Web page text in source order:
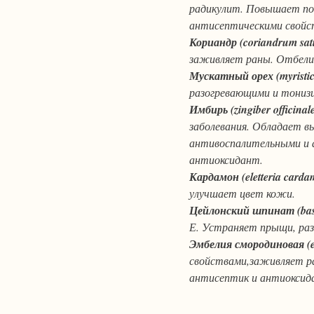
радикулит. Повышает
антисептическими
Кориандр (coriandrum
заживляет раны.
Мускатный орех
разогревающими и
Имбирь (zingiber
заболевания. Обладает
антивоспалительными
антиоксидант.
Кардамон (eletteria
улучшает цвет кожи.
Цейлонский шпинат
Е. Устраняет прыщи,
Эмбелия смородиновая
свойствами,заживляет
антисептик и